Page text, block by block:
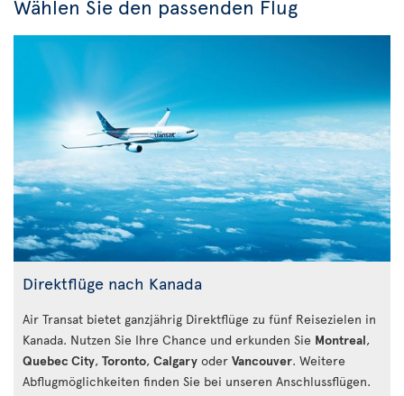
Wählen Sie den passenden Flug
Direktflüge nach Kanada
Air Transat bietet ganzjährig Direktflüge zu fünf Reisezielen in
Kanada. Nutzen Sie Ihre Chance und erkunden Sie Montreal,
Quebec City, Toronto, Calgary oder Vancouver. Weitere
Abflugmöglichkeiten finden Sie bei unseren Anschlussflügen.